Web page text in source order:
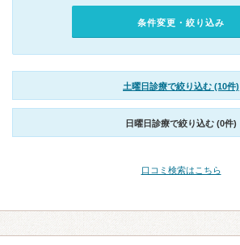
条件変更・絞り込み
土曜日診療で絞り込む (10件)
日曜日診療で絞り込む (0件)
口コミ検索はこちら